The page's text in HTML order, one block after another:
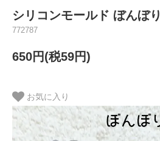
シリコンモールド ぼんぼり
772787
650円(税59円)
お気に入り